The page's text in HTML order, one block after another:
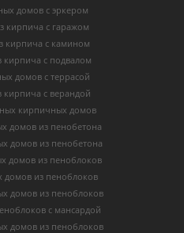
домов с эркером
кирпича с гаражом
кирпича с камином
кирпича с подвалом
домов с террасой
с верандой
кирпичных домов
домов из пенобетона
домов из пенобетона
домов из пеноблоков
домов из пеноблоков
домов из пеноблоков
с мансардой
домов из пеноблоков